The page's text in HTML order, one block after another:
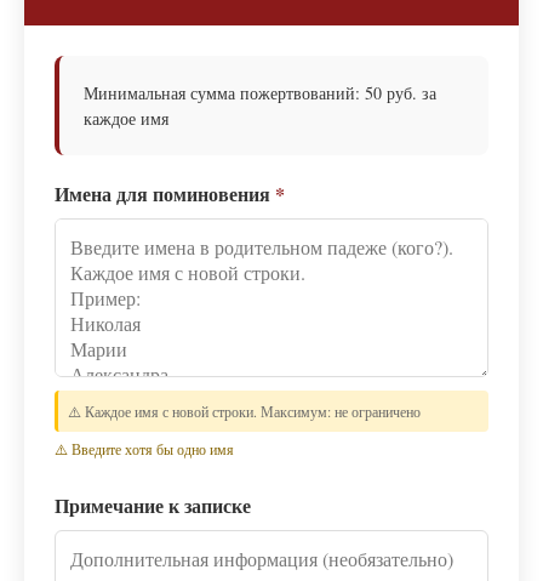
Минимальная сумма пожертвований: 50 руб. за
каждое имя
Имена для поминовения *
⚠️ Каждое имя с новой строки. Максимум: не ограничено
⚠️ Введите хотя бы одно имя
Примечание к записке